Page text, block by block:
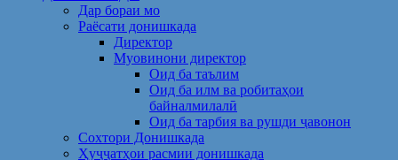
Дар бораи мо
Раёсати донишкада
Директор
Муовинони директор
Оид ба таълим
Оид ба илм ва робитаҳои
байналмилалӣ
Оид ба тарбия ва рушди ҷавонон
Сохтори Донишкада
Ҳуҷҷатҳои расмии донишкада